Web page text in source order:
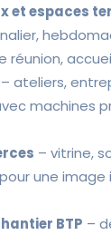
et espaces
réunion,
– ateliers,
machines
– vitrine,
une image
BTP –